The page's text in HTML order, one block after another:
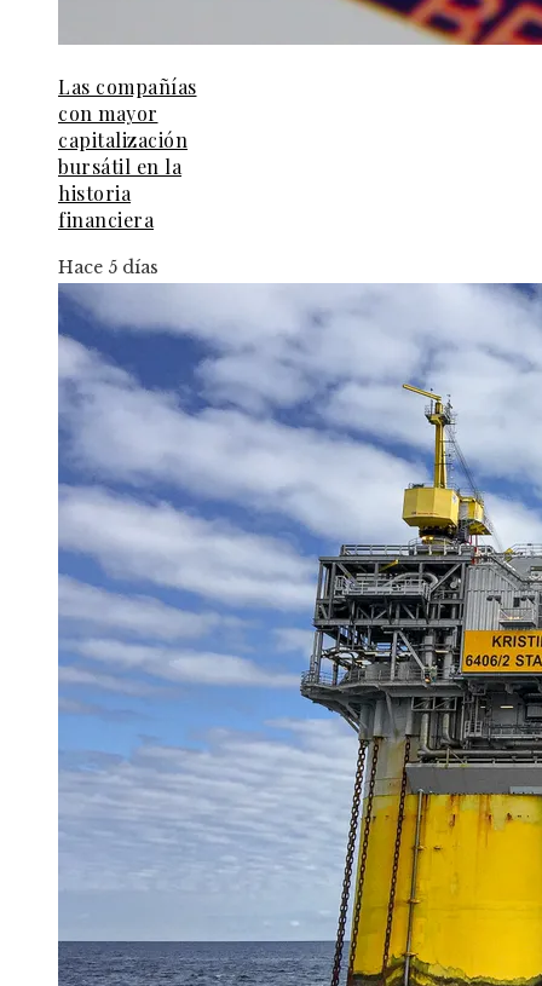
Las compañías
con mayor
capitalización
bursátil en la
historia
financiera
Hace 5 días